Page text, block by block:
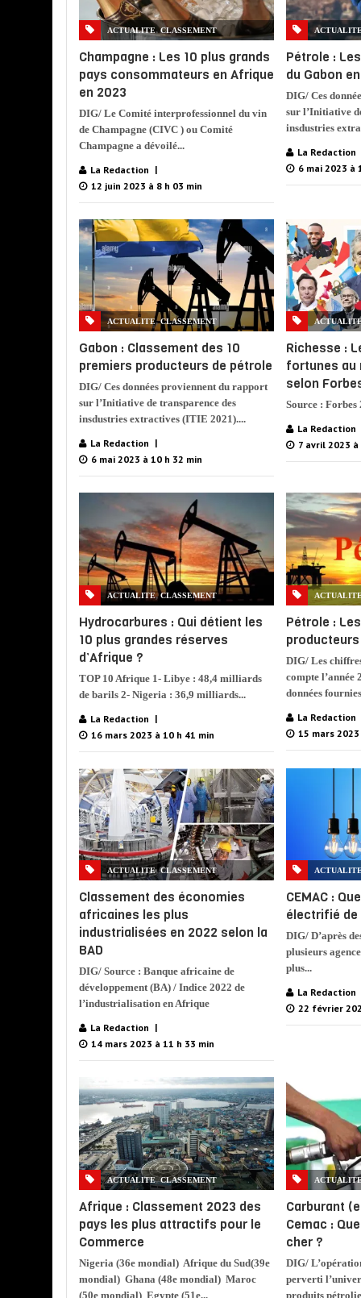
ACTUALITE,CLASSEMENT
Champagne : Les 10 plus grands
pays consommateurs en Afrique
en 2023
DIG/ Le Comité interprofessionnel du vin
de Champagne (CIVC ) ou Comité
Champagne a dévoilé...
La Redaction
12 juin 2023 à 8 h 03 min
Pétrole :
du Gabon
DIG/ Ces
sur l’Initiative
insdustries
La Redaction
6 mai 2023 à
ACTUALITE,CLASSEMENT
Gabon : Classement des 10
premiers producteurs de pétrole
DIG/ Ces données proviennent du rapport
sur l’Initiative de transparence des
insdustries extractives (ITIE 2021)....
La Redaction
6 mai 2023 à 10 h 32 min
Richesse :
fortunes au
selon
Source : Forbes
La Redaction
7 avril 2023 à
ACTUALITE,CLASSEMENT
Hydrocarbures : Qui détient les
10 plus grandes réserves
d’Afrique ?
TOP 10 Afrique 1- Libye : 48,4 milliards
de barils 2- Nigeria : 36,9 milliards...
La Redaction
16 mars 2023 à 10 h 41 min
Pétrole :
DIG/ Les
compte l’année
données
La Redaction
15 mars
ACTUALITE,CLASSEMENT
Classement des économies
africaines les plus
industrialisées en 2022 selon la
BAD
DIG/ Source : Banque africaine de
développement (BA) / Indice 2022 de
l’industrialisation en Afrique
La Redaction
14 mars 2023 à 11 h 33 min
CEMAC :
électrifié
DIG/ D’après
plusieurs
plus...
La Redaction
22 février
ACTUALITE,CLASSEMENT
Afrique : Classement 2023 des
pays les plus attractifs pour le
Commerce
Nigeria (36e mondial) Afrique du Sud(39e
mondial) Ghana (48e mondial) Maroc
(50e mondial) Egypte (51e...
Carburant
Cemac :
cher ?
DIG/
perverti
produits